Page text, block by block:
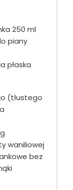
250 ml
piany
płaska
(tłustego
waniliowej
bez